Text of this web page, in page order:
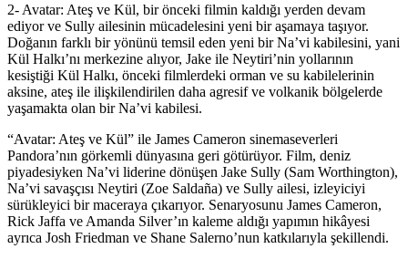
2- Avatar: Ateş ve Kül, bir önceki filmin kaldığı yerden devam
ediyor ve Sully ailesinin mücadelesini yeni bir aşamaya taşıyor.
Doğanın farklı bir yönünü temsil eden yeni bir Na’vi kabilesini, yani
Kül Halkı’nı merkezine alıyor, Jake ile Neytiri’nin yollarının
kesiştiği Kül Halkı, önceki filmlerdeki orman ve su kabilelerinin
aksine, ateş ile ilişkilendirilen daha agresif ve volkanik bölgelerde
yaşamakta olan bir Na’vi kabilesi.
“Avatar: Ateş ve Kül” ile James Cameron sinemaseverleri
Pandora’nın görkemli dünyasına geri götürüyor. Film, deniz
piyadesiyken Na’vi liderine dönüşen Jake Sully (Sam Worthington),
Na’vi savaşçısı Neytiri (Zoe Saldaña) ve Sully ailesi, izleyiciyi
sürükleyici bir maceraya çıkarıyor. Senaryosunu James Cameron,
Rick Jaffa ve Amanda Silver’ın kaleme aldığı yapımın hikâyesi
ayrıca Josh Friedman ve Shane Salerno’nun katkılarıyla şekillendi.